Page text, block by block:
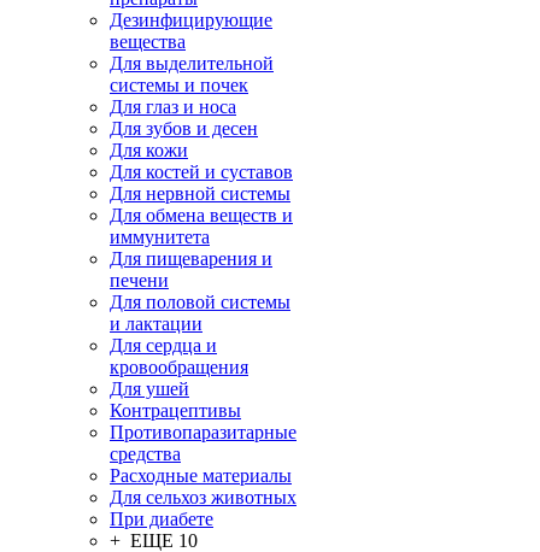
Дезинфицирующие
вещества
Для выделительной
системы и почек
Для глаз и носа
Для зубов и десен
Для кожи
Для костей и суставов
Для нервной системы
Для обмена веществ и
иммунитета
Для пищеварения и
печени
Для половой системы
и лактации
Для сердца и
кровообращения
Для ушей
Контрацептивы
Противопаразитарные
средства
Расходные материалы
Для сельхоз животных
При диабете
+ ЕЩЕ 10